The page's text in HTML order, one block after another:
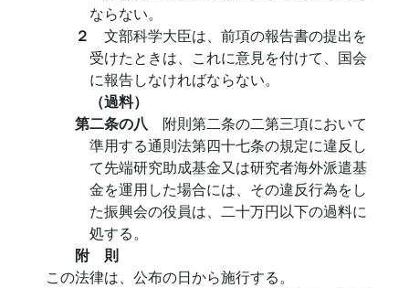
ならない。
２ 文部科学大臣は、前項の報告書の提出を
受けたときは、これに意見を付けて、国会
に報告しなければならない。
（過料）
第二条の八 附則第二条の二第三項において
準用する通則法第四十七条の規定に違反し
て先端研究助成基金又は研究者海外派遣基
金を運用した場合には、その違反行為をし
た振興会の役員は、二十万円以下の過料に
処する。
附 則
この法律は、公布の日から施行する。